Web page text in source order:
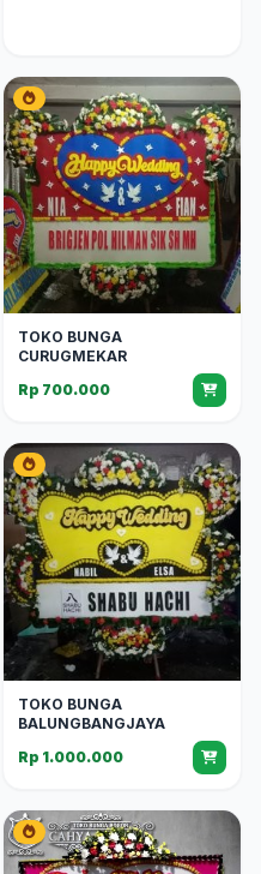
TOKO BUNGA
CURUGMEKAR
Rp 700.000
TOKO BUNGA
BALUNGBANGJAYA
Rp 1.000.000